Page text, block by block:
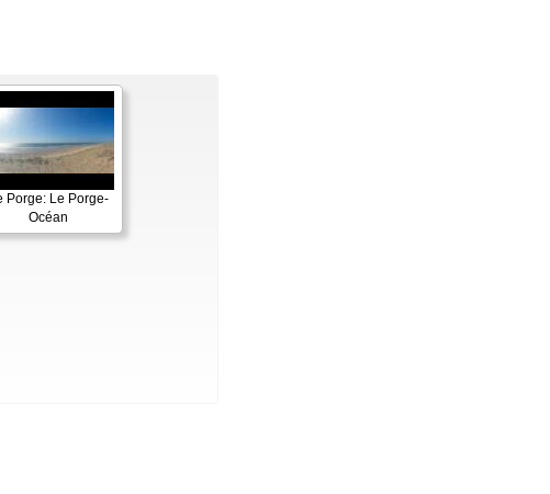
Porge: Le Porge-
Océan